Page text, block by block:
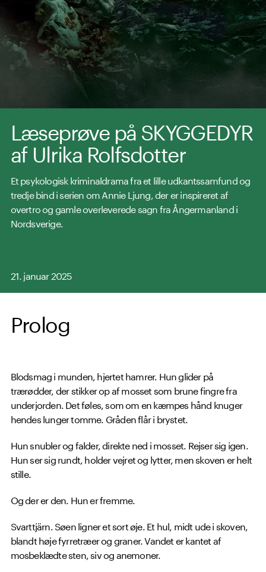
Læseprøve på SKYGGEDYR
af Ulrika Rolfsdotter
Et psykologisk kriminaldrama fra et lille udkantssamfund og
tredje bind i serien om Annie Ljung, der er inspireret af
overtro og gamle overleverede sagn fra Ångermanland i
Nordsverige.
21. januar 2025
Prolog
Blodsmag i munden, hjertet hamrer. Hun glider på
trærødder, der stikker op af mosset som brune fingre fra
underjorden. Det føles, som om en kæmpes hånd knuger
hendes lunger tomme. Gråden flår i brystet.
Hun snubler og falder, direkte ned i mosset. Rejser sig igen.
Hun ser sig rundt, holder vejret og lytter, men skoven er helt
stille.
Og der er den. Hun er fremme.
Svarttjärn. Søen ligner et sort øje. Et hul, midt ude i skoven,
blandt høje fyrretræer og graner. Vandet er kantet af
mosbeklædte sten, siv og anemoner.